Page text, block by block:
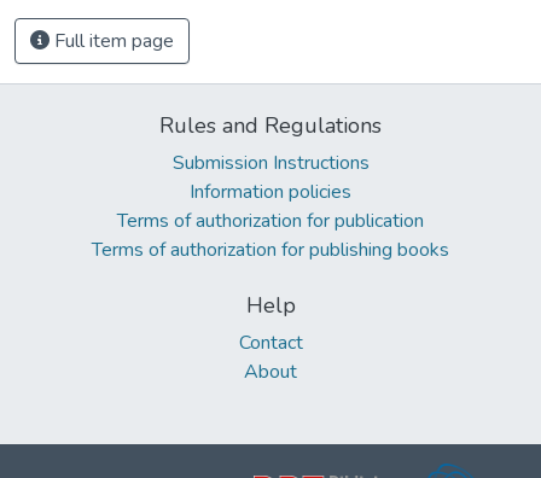
Full item page
Rules and Regulations
Submission Instructions
Information policies
Terms of authorization for publication
Terms of authorization for publishing books
Help
Contact
About